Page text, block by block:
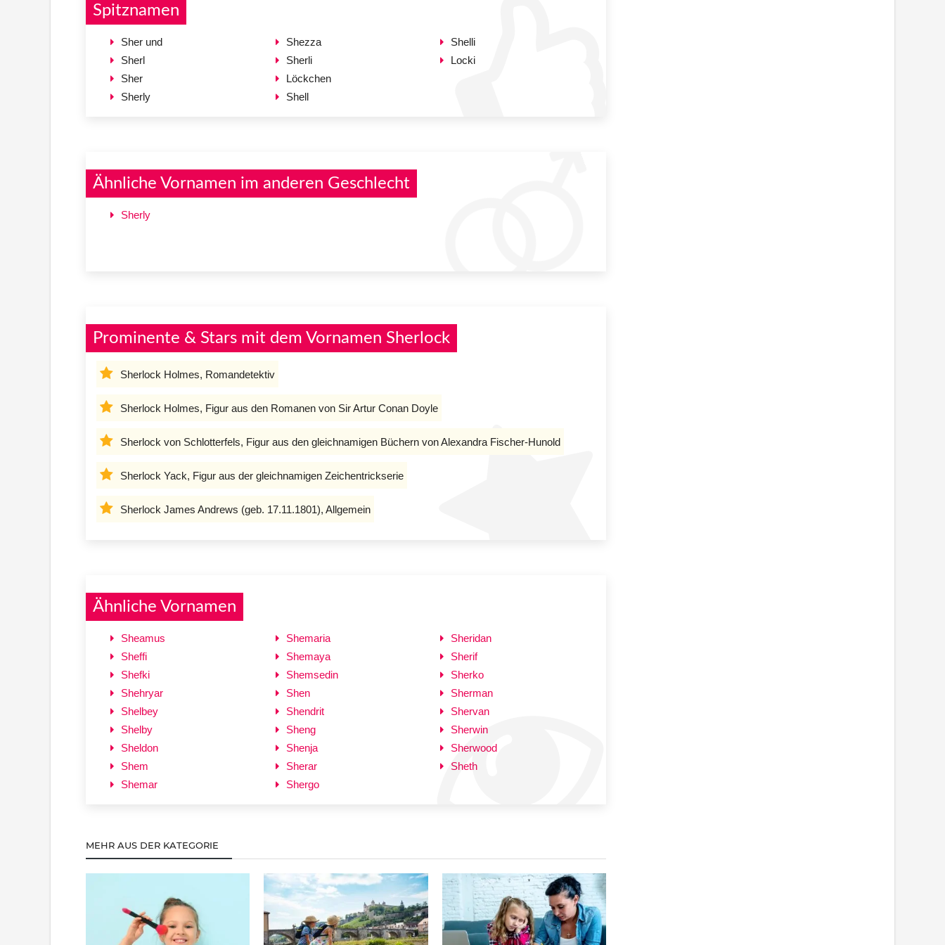
Spitznamen
Sher und
Sherl
Sher
Sherly
Shezza
Sherli
Löckchen
Shell
Shelli
Locki
Ähnliche Vornamen im anderen Geschlecht
Sherly
Prominente & Stars mit dem Vornamen Sherlock
Sherlock Holmes, Romandetektiv
Sherlock Holmes, Figur aus den Romanen von Sir Artur Conan Doyle
Sherlock von Schlotterfels, Figur aus den gleichnamigen Büchern von Alexandra Fischer-Hunold
Sherlock Yack, Figur aus der gleichnamigen Zeichentrickserie
Sherlock James Andrews (geb. 17.11.1801), Allgemein
Ähnliche Vornamen
Sheamus
Sheffi
Shefki
Shehryar
Shelbey
Shelby
Sheldon
Shem
Shemar
Shemaria
Shemaya
Shemsedin
Shen
Shendrit
Sheng
Shenja
Sherar
Shergo
Sheridan
Sherif
Sherko
Sherman
Shervan
Sherwin
Sherwood
Sheth
MEHR AUS DER KATEGORIE